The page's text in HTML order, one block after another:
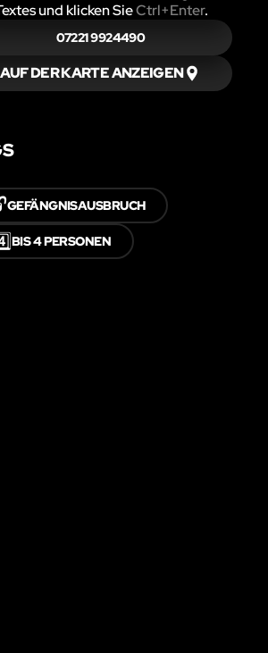
und klicken SieCtrl+Enter.
07221 9924490
AUF DER KARTE ANZEIGEN
GEFÄNGNISAUSBRUCH
BIS 4 PERSONEN